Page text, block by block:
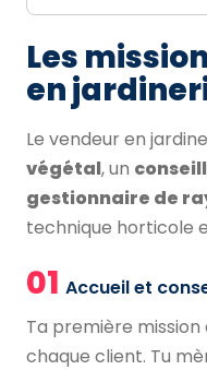
Les
en
Le vendeur en
végétal, un
gestionnaire de
technique horticole
01 Accueil et
Ta première
chaque client. Tu